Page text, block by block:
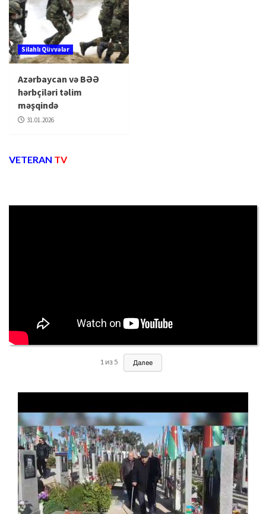
Silahlı Qüvvələr
Azərbaycan və BƏƏ
hərbçiləri təlim
məşqində
31.01.2026
VETERAN TV
1 из5 Далее